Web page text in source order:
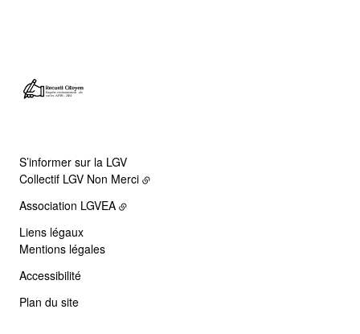
S’informer sur la LGV
Collectif LGV Non Merci
Association LGVEA
Liens légaux
Mentions légales
Accessibilité
Plan du site